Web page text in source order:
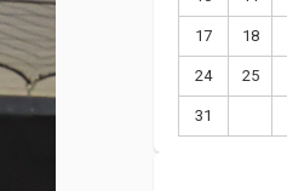
17 18
24 25
31